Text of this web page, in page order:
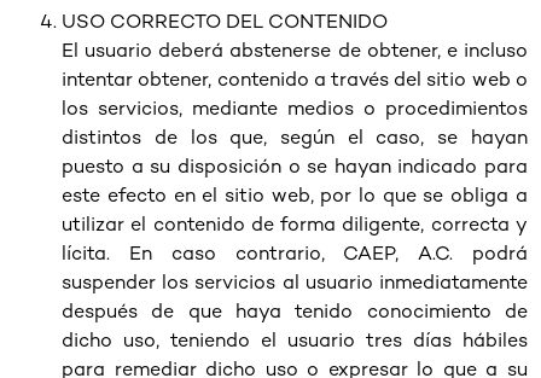
USO CORRECTO DEL CONTENIDO
El usuario deberá abstenerse de obtener, e incluso
intentar obtener, contenido a través del sitio web o
los servicios, mediante medios o procedimientos
distintos de los que, según el caso, se hayan
puesto a su disposición o se hayan indicado para
este efecto en el sitio web, por lo que se obliga a
utilizar el contenido de forma diligente, correcta y
lícita. En caso contrario, CAEP, A.C. podrá
suspender los servicios al usuario inmediatamente
después de que haya tenido conocimiento de
dicho uso, teniendo el usuario tres días hábiles
para remediar dicho uso o expresar lo que a su